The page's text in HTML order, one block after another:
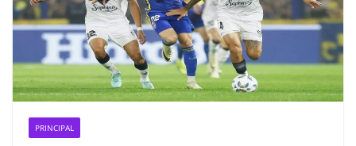
PRINCIPAL